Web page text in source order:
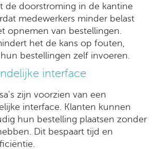
de doorstroming in de kantine
medewerkers minder belast
opnemen van bestellingen.
het de kans op fouten,
bestellingen zelf invoeren.
interface
zijn voorzien van een
interface. Klanten kunnen
hun bestelling plaatsen zonder
Dit bespaart tijd en